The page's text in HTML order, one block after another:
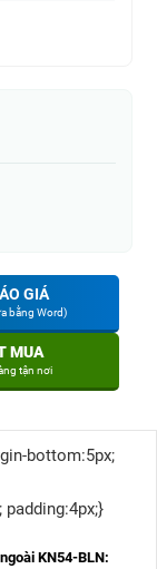
GIÁ
bằng Word)
MUA
tận nơi
bottom:5px;
KN54-BLN: